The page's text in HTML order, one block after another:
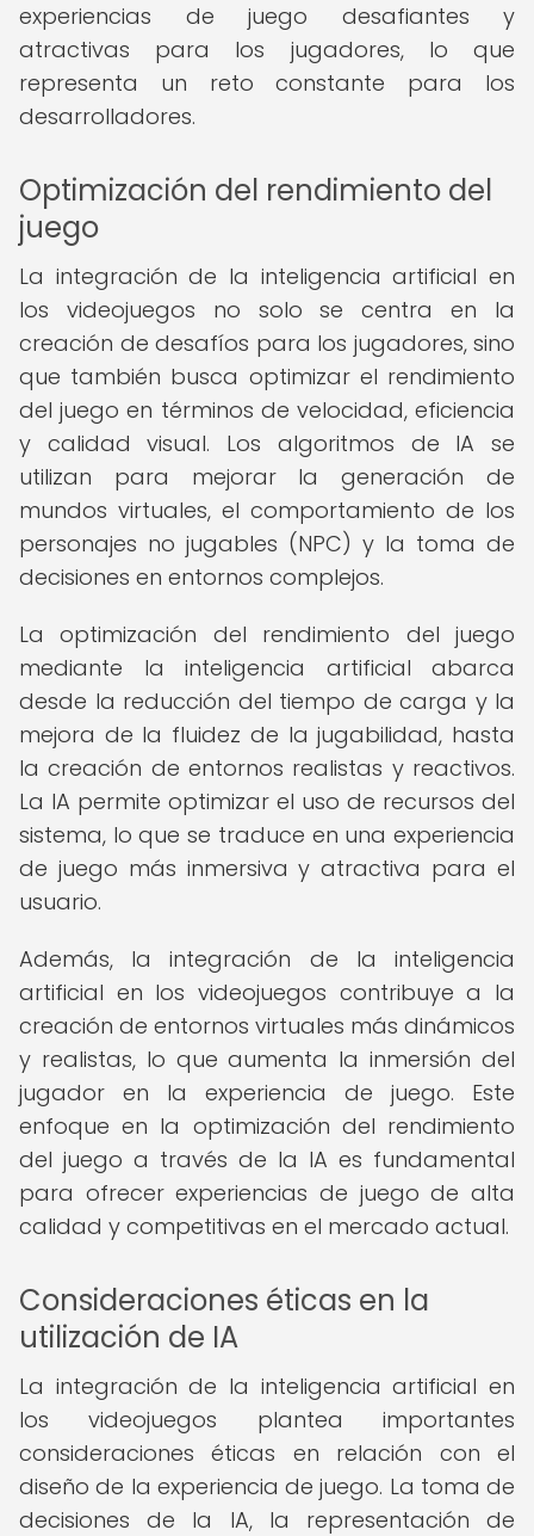
experiencias de juego desafiantes y
atractivas para los jugadores, lo que
representa un reto constante para los
desarrolladores.
Optimización del rendimiento del
juego
La integración de la inteligencia artificial en
los videojuegos no solo se centra en la
creación de desafíos para los jugadores, sino
que también busca optimizar el rendimiento
del juego en términos de velocidad, eficiencia
y calidad visual. Los algoritmos de IA se
utilizan para mejorar la generación de
mundos virtuales, el comportamiento de los
personajes no jugables (NPC) y la toma de
decisiones en entornos complejos.
La optimización del rendimiento del juego
mediante la inteligencia artificial abarca
desde la reducción del tiempo de carga y la
mejora de la fluidez de la jugabilidad, hasta
la creación de entornos realistas y reactivos.
La IA permite optimizar el uso de recursos del
sistema, lo que se traduce en una experiencia
de juego más inmersiva y atractiva para el
usuario.
Además, la integración de la inteligencia
artificial en los videojuegos contribuye a la
creación de entornos virtuales más dinámicos
y realistas, lo que aumenta la inmersión del
jugador en la experiencia de juego. Este
enfoque en la optimización del rendimiento
del juego a través de la IA es fundamental
para ofrecer experiencias de juego de alta
calidad y competitivas en el mercado actual.
Consideraciones éticas en la
utilización de IA
La integración de la inteligencia artificial en
los videojuegos plantea importantes
consideraciones éticas en relación con el
diseño de la experiencia de juego. La toma de
decisiones de la IA, la representación de